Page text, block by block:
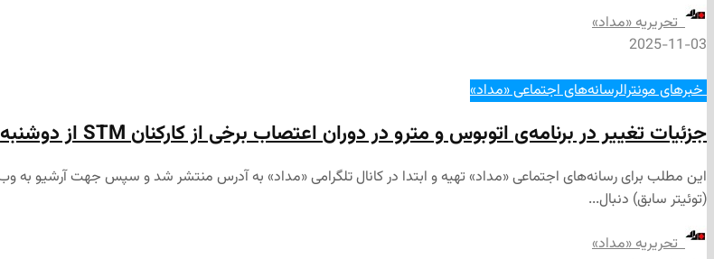
‌ تحریریه «مداد»
2025-11-03
‌ خبرهای مونترالرسانه‌های اجتماعی «مداد»
جزئیات تغییر در برنامه‌ی اتوبوس و مترو در دوران اعتصاب برخی از کارکنان STM از دوشنبه
(توئیتر سابق) دنبال...
‌ تحریریه «مداد»